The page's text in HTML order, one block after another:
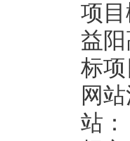
项
益
标
网
站：